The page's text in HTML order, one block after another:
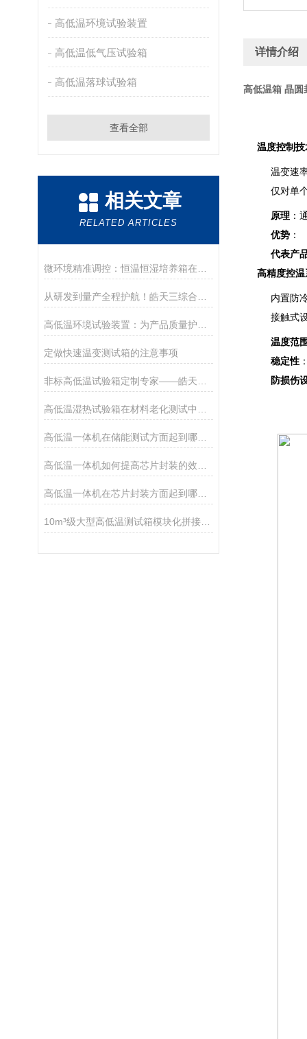
高低温环境试验装置
高低温低气压试验箱
高低温落球试验箱
查看全部
相关文章
RELATED ARTICLES
定做快速温变测试箱的注意事项
高低温一体机在储能测试方面起到哪些作用？
高低温一体机在芯片封装方面起到哪些作用？
10m³级大型高低温测试箱模块化拼接技术丨破解整车热管理测试场地局限
详情介绍
高低温箱 晶圆
温度控制技
温变速
仅对单
原理 ：
优势 ：
代表产
高精度控温
内置防
接触式
温度范
稳定性
防损伤